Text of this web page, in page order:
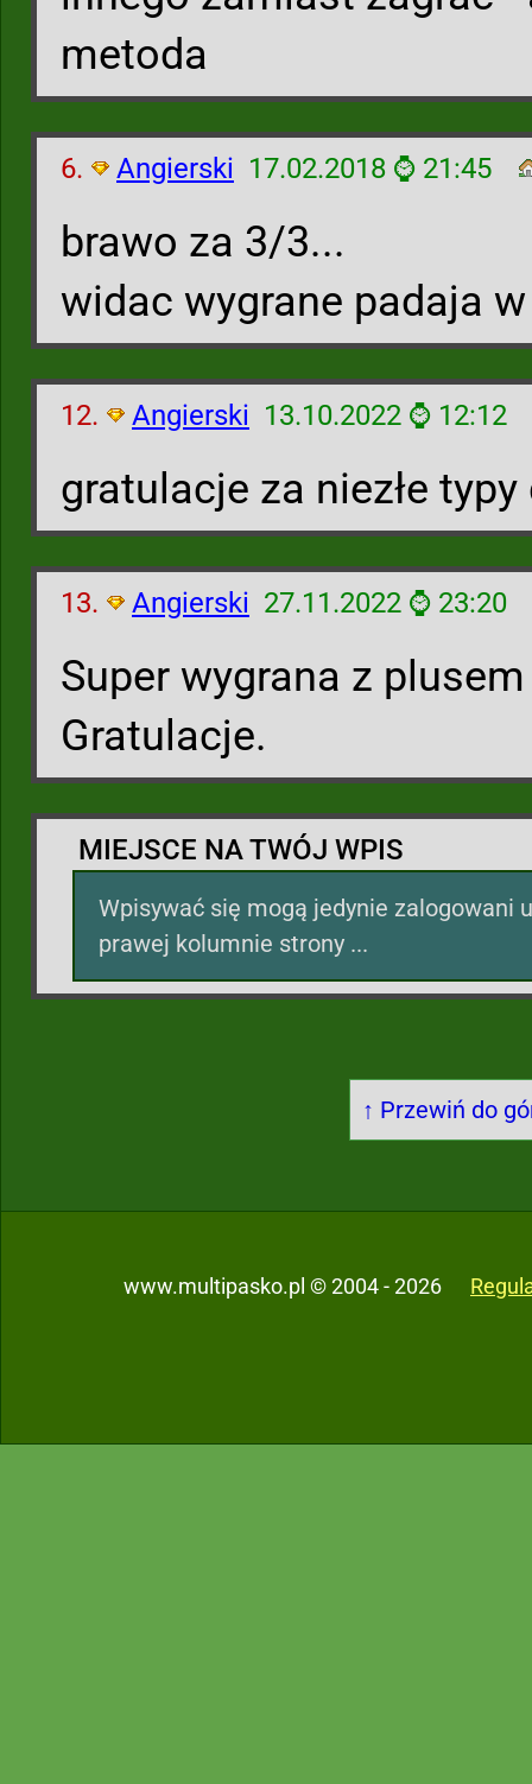
metoda
6. Angierski 17.02.2018 ⌚ 21:45
brawo za 3/3...
widac wygrane padaja
12. Angierski 13.10.2022 ⌚ 12:12
gratulacje za niezłe
13. Angierski 27.11.2022 ⌚ 23:20
Super wygrana z
Gratulacje.
MIEJSCE NA TWÓJ WPIS
Wpisywać się mogą jedynie zalogowani
prawej kolumnie strony ...
↑ Przewiń do
www.multipasko.pl © 2004 - 2026